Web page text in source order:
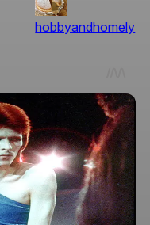
hobbyandhomely